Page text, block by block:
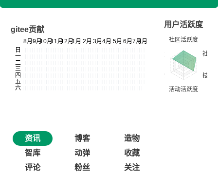
gitee贡献
用户活跃度
资讯 博客
造物
智库
动弹
收藏
评论
粉丝 关注